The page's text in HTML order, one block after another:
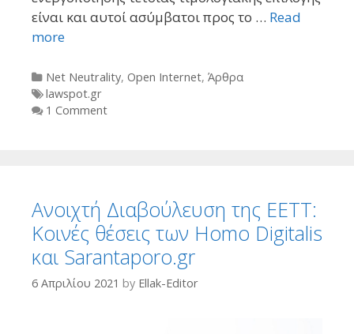
είναι και αυτοί ασύμβατοι προς το … Read
more
Categories
Net Neutrality, Open Internet, Άρθρα
Tags
lawspot.gr
1 Comment
Ανοιχτή Διαβούλευση της ΕΕΤΤ:
Κοινές θέσεις των Homo Digitalis
και Sarantaporo.gr
6 Απριλίου 2021 by Ellak-Editor